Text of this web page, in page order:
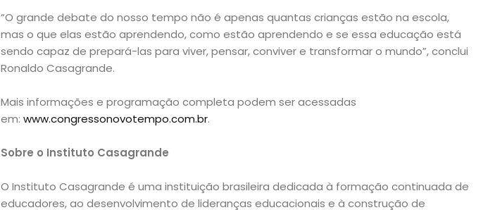
Sexualidade
Variedades
“O grande debate do nosso tempo não é apenas quantas crianças estão na escola,
mas o que elas estão aprendendo, como estão aprendendo e se essa educação está
sendo capaz de prepará-las para viver, pensar, conviver e transformar o mundo”, conclui
Ronaldo Casagrande.
Mais informações e programação completa podem ser acessadas
em: www.congressonovotempo.com.br.
Sobre o Instituto Casagrande
O Instituto Casagrande é uma instituição brasileira dedicada à formação continuada de
educadores, ao desenvolvimento de lideranças educacionais e à construção de